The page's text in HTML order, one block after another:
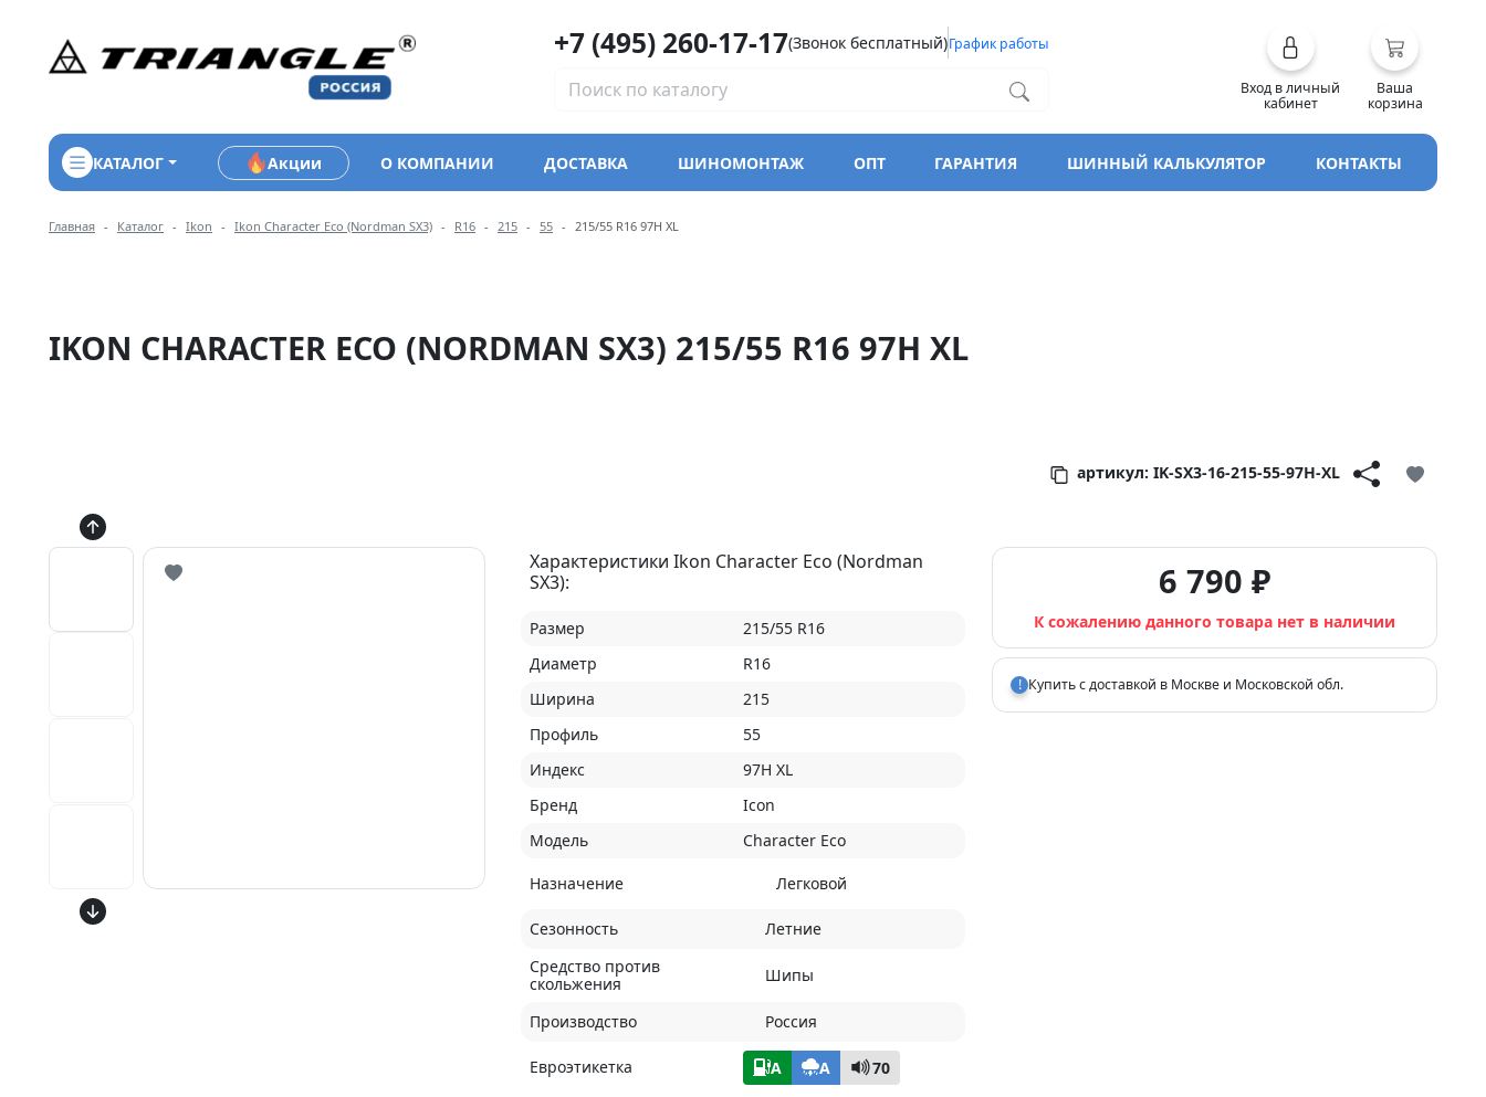
+7 (495) 260-17-17(Звонок бесплатный)График работы
Вход в личный
кабинет
Ваша
корзина
КАТАЛОГ Акции О КОМПАНИИ ДОСТАВКА ШИНОМОНТАЖ ОПТ ГАРАНТИЯ ШИННЫЙ КАЛЬКУЛЯТОР КОНТАКТЫ
Навигация по разделам модели Ikon Character Eco (Nordman SX3)
Главная Каталог Ikon Ikon Character Eco (Nordman SX3) R16 215 55 215/55 R16 97H XL
IKON CHARACTER ECO (NORDMAN SX3) 215/55 R16 97H XL
артикул: IK-SX3-16-215-55-97H-XL
Характеристики Ikon Character Eco (Nordman
SX3):
Размер
215/55 R16
Диаметр
R16
Ширина
215
Профиль
55
Индекс
97H XL
Бренд
Icon
Модель
Character Eco
Назначение Легковой
Сезонность
Летние
Средство против
скольжения
Шипы
Производство Россия
Евроэтикетка A A 70
6 790 ₽
К сожалению данного товара нет в наличии
! Купить с доставкой в Москве и Московской обл.